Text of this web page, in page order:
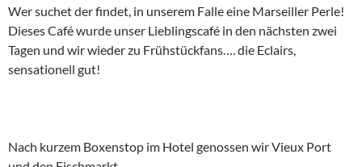
Wer suchet der findet, in unserem Falle eine Marseiller Perle!
Dieses Café wurde unser Lieblingscafé in den nächsten zwei
Tagen und wir wieder zu Frühstückfans…. die Eclairs,
sensationell gut!
Nach kurzem Boxenstop im Hotel genossen wir Vieux Port